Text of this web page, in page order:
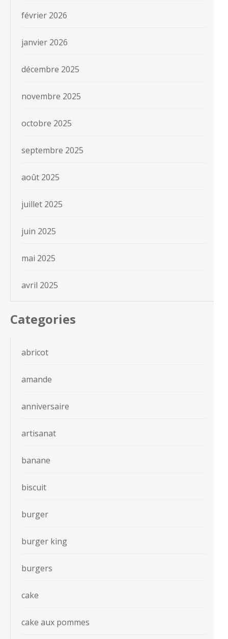
février 2026
janvier 2026
décembre 2025
novembre 2025
octobre 2025
septembre 2025
août 2025
juillet 2025
juin 2025
mai 2025
avril 2025
Categories
abricot
amande
anniversaire
artisanat
banane
biscuit
burger
burger king
burgers
cake
cake aux pommes